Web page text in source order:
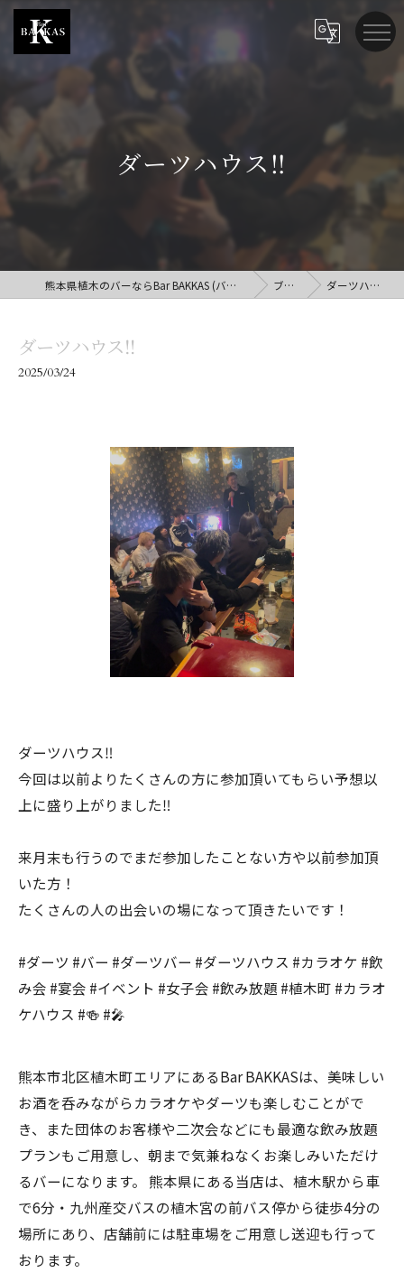
ダーツハウス‼️
熊本県植木のバーならBar BAKKAS (バー バッカス) ブログ ダーツハウス‼️
ダーツハウス‼️
2025/03/24
ダーツハウス‼️
今回は以前よりたくさんの方に参加頂いてもらい予想以
上に盛り上がりました‼️
来月末も行うのでまだ参加したことない方や以前参加頂
いた方！
たくさんの人の出会いの場になって頂きたいです！
#ダーツ #バー #ダーツバー #ダーツハウス #カラオケ #飲
み会 #宴会 #イベント #女子会 #飲み放題 #植木町 #カラオ
ケハウス #🍻 #🎤
熊本市北区植木町エリアにあるBar BAKKASは、美味しい
お酒を呑みながらカラオケやダーツも楽しむことがで
き、また団体のお客様や二次会などにも最適な飲み放題
プランもご用意し、朝まで気兼ねなくお楽しみいただけ
るバーになります。 熊本県にある当店は、植木駅から車
で6分・九州産交バスの植木宮の前バス停から徒歩4分の
場所にあり、店舗前には駐車場をご用意し送迎も行って
おります。